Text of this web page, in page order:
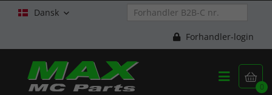
Dansk 
Forhandler-login

0
